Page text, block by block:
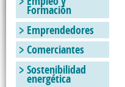
Formación
Emprendedores
Comerciantes
Sostenibilidad
energética